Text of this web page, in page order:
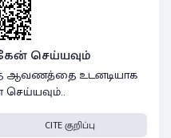
செய்யவும்
ஆவணத்தை உடனடியாக
CITE குறிப்பு